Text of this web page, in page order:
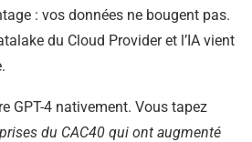
: vos données ne bougent pas.
du Cloud Provider et l’IA vient
GPT-4 nativement. Vous tapez
du CAC40 qui ont augmenté